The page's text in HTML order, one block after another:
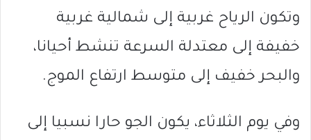
وتكون الرياح غربية إلى شمالية غربية
خفيفة إلى معتدلة السرعة تنشط أحيانا،
والبحر خفيف إلى متوسط ارتفاع الموج.
وفي يوم الثلاثاء، يكون الجو حارا نسبيا إلى